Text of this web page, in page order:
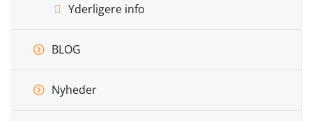
Yderligere info
BLOG
Nyheder